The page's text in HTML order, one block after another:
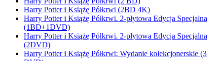
Harry Potter i Książę Półkrwi (2BD 4K)
Harry Potter i Książę Półkrwi. 2-płytowa Edycja Specjalna
(1BD+1DVD)
Harry Potter i Książę Półkrwi. 2-płytowa Edycja Specjalna
(2DVD)
Harry Potter i Książę Półkrwi: Wydanie kolekcjonerskie (3